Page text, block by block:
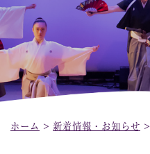
ホーム > 新着情報・お知らせ >